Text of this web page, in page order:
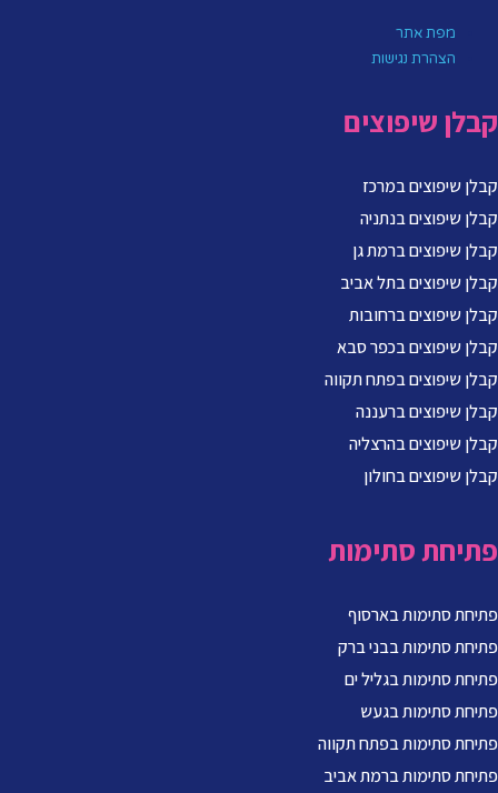
מפת אתר
הצהרת נגישות
קבלן שיפוצים
קבלן שיפוצים במרכז
קבלן שיפוצים בנתניה
קבלן שיפוצים ברמת גן
קבלן שיפוצים בתל אביב
קבלן שיפוצים ברחובות
קבלן שיפוצים בכפר סבא
קבלן שיפוצים בפתח תקווה
קבלן שיפוצים ברעננה
קבלן שיפוצים בהרצליה
קבלן שיפוצים בחולון
פתיחת סתימות
פתיחת סתימות בארסוף
פתיחת סתימות בבני ברק
פתיחת סתימות בגליל ים
פתיחת סתימות בגעש
פתיחת סתימות בפתח תקווה
פתיחת סתימות ברמת אביב